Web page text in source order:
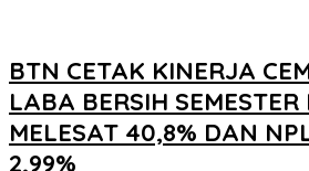
BTN CETAK KINERJA
LABA BERSIH
MELESAT 40,8% DAN
2,99%